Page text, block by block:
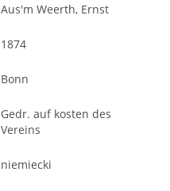
Aus'm Weerth, Ernst
1874
Bonn
Gedr. auf kosten des
Vereins
niemiecki